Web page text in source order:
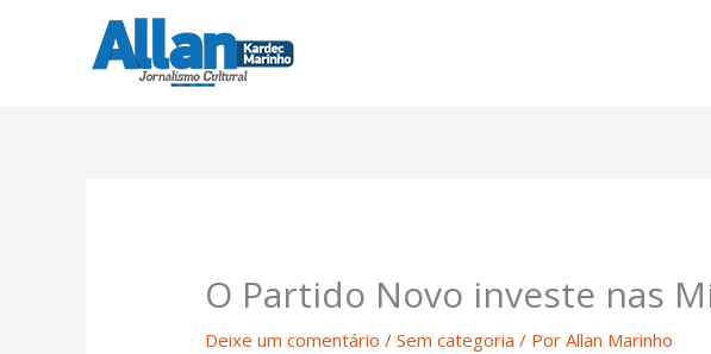
O Partido Novo investe nas
Deixe um comentário /Sem categoria / PorAllan Marinho